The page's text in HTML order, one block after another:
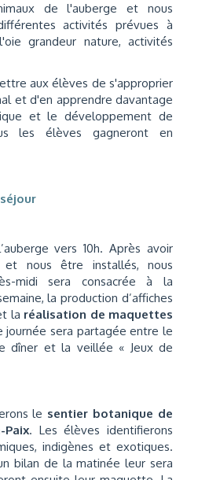
de l'auberge et nous
activités prévues à
grandeur nature, activités
aux élèves de s'approprier
et d'en apprendre davantage
et le développement de
les élèves gagneront en
vers 10h. Après avoir
nous être installés, nous
midi sera consacrée à la
la production d’affiches
la réalisation de maquettes
journée sera partagée entre le
dîner et la veillée « Jeux de
le sentier botanique de
Paix. Les élèves identifierons
indigènes et exotiques.
bilan de la matinée leur sera